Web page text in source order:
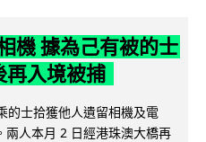
機 據為己有被的士
再入境被捕
的士拾獲他人遺留相機及電
人本月 2 日經港珠澳大橋再